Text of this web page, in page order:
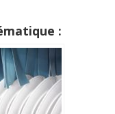
: